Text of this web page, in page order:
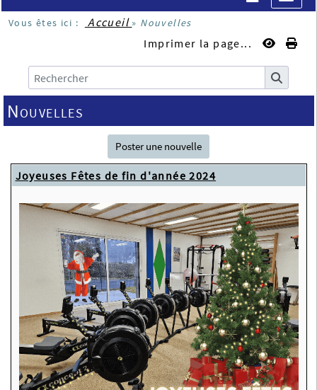
Vous êtes ici : Accueil » Nouvelles
Imprimer la page...
Nouvelles
Poster une nouvelle
Joyeuses Fêtes de fin d'année 2024